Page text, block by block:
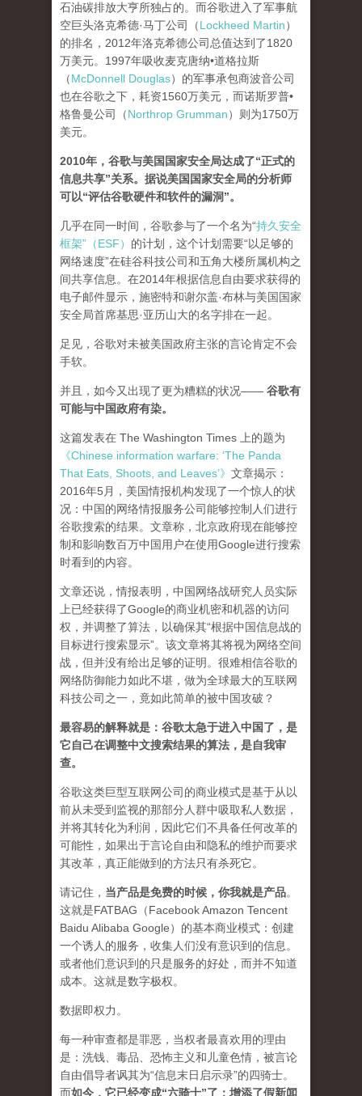
石油碳排放大亨所独占的。而谷歌进入了军事航
空巨头洛克希德·马丁公司（Lockheed Martin）
的排名，2012年洛克希德公司总值达到了1820
万美元。1997年吸收麦克唐纳•道格拉斯
（McDonnell Douglas）的军事承包商波音公司
也在谷歌之下，耗资1560万美元，而诺斯罗普•
格鲁曼公司（Northrop Grumman）则为1750万
美元。
2010年，谷歌与美国国家安全局达成了“正式的
信息共享”关系。据说美国国家安全局的分析师
可以“评估谷歌硬件和软件的漏洞”。
几乎在同一时间，谷歌参与了一个名为“持久安全
框架”（ESF） 的计划，这个计划需要“以足够的
网络速度”在硅谷科技公司和五角大楼所属机构之
间共享信息。在2014年根据信息自由要求获得的
电子邮件显示，施密特和谢尔盖·布林与美国国家
安全局首席基思·亚历山大的名字排在一起。
足见，谷歌对未被美国政府主张的言论肯定不会
手软。
并且，如今又出现了更为糟糕的状况—— 谷歌有
可能与中国政府有染。
这篇发表在 The Washington Times 上的题为
《Chinese information warfare: ‘The Panda
That Eats, Shoots, and Leaves’》 文章揭示：
2016年5月，美国情报机构发现了一个惊人的状
况：中国的网络情报服务公司能够控制人们进行
谷歌搜索的结果。文章称，北京政府现在能够控
制和影响数百万中国用户在使用Google进行搜索
时看到的内容。
文章还说，情报表明，中国网络战研究人员实际
上已经获得了Google的商业机密和机器的访问
权，并调整了算法，以确保其“根据中国信息战的
目标进行搜索显示”。该文章将其将视为网络空间
战，但并没有给出足够的证明。很难相信谷歌的
网络防御能力如此不堪，做为全球最大的互联网
科技公司之一，竟如此简单的被中国攻破？
最容易的解释就是：谷歌太急于进入中国了，是
它自己在调整中文搜索结果的算法，是自我审
查。
谷歌这类巨型互联网公司的商业模式是基于从以
前从未受到监视的那部分人群中吸取私人数据，
并将其转化为利润，因此它们不具备任何改革的
可能性，如果出于言论自由和隐私的维护而要求
其改革，真正能做到的方法只有杀死它。
请记住， 当产品是免费的时候，你我就是产品。
这就是FATBAG（Facebook Amazon Tencent
Baidu Alibaba Google）的基本商业模式：创建
一个诱人的服务，收集人们没有意识到的信息。
或者他们意识到的只是服务的好处，而并不知道
成本。这就是数字极权。
数据即权力。
每一种审查都是罪恶，当权者最喜欢用的理由
是：洗钱、毒品、恐怖主义和儿童色情，被言论
自由倡导者讽其为“信息末日启示录”的四骑士。
而如今，它已经变成“六骑士”了：增添了假新闻